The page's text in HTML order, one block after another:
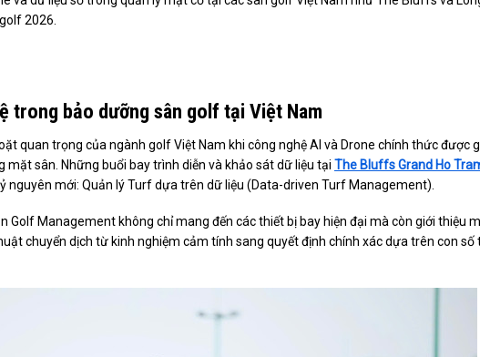
2026.
trong bảo dưỡng sân golf tại Việt Nam
quan trọng của ngành golf Việt Nam khi công nghệ AI và Drone chính thức được
sân. Những buổi bay trình diễn và khảo sát dữ liệu tại The Bluffs Grand Ho
nguyên mới: Quản lý Turf dựa trên dữ liệu (Data-driven Turf Management).
Golf Management không chỉ mang đến các thiết bị bay hiện đại mà còn giới thiệu
chuyển dịch từ kinh nghiệm cảm tính sang quyết định chính xác dựa trên con số